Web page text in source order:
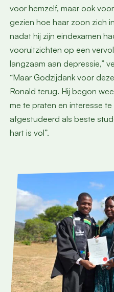
voor hemzelf, maar ook
gezien hoe haar zoon zich
nadat hij zijn eindexamen
vooruitzichten op een
langzaam aan depressie,”
“Maar Godzijdank voor
Ronald terug. Hij begon
me te praten en interesse
afgestudeerd als beste
hart is vol”.